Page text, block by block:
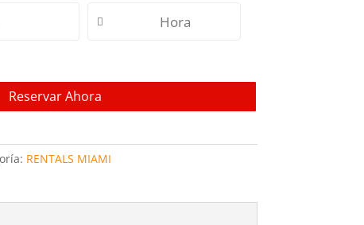
Reservar Ahora
RENTALS MIAMI